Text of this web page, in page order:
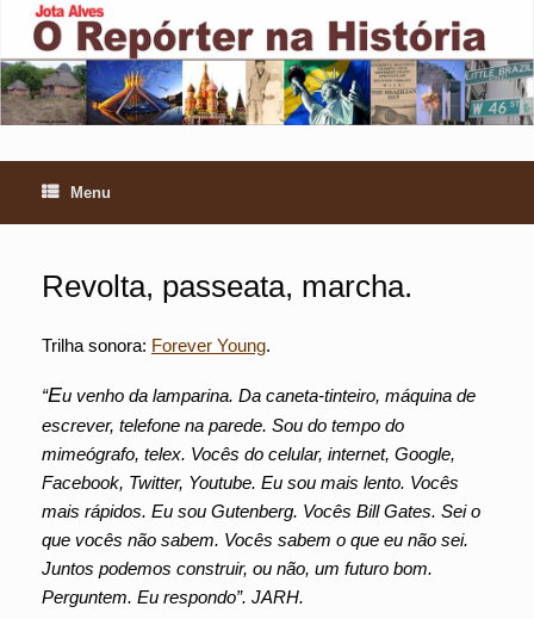
content
Menu
Revolta, passeata, marcha.
Trilha sonora: Forever Young.
“Eu venho da lamparina. Da caneta-tinteiro, máquina de
escrever, telefone na parede. Sou do tempo do
mimeógrafo, telex. Vocês do celular, internet, Google,
Facebook, Twitter, Youtube. Eu sou mais lento. Vocês
mais rápidos. Eu sou Gutenberg. Vocês Bill Gates. Sei o
que vocês não sabem. Vocês sabem o que eu não sei.
Juntos podemos construir, ou não, um futuro bom.
Perguntem. Eu respondo”. JARH.